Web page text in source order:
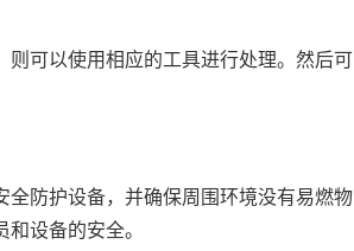
可以使用相应的工具进行处理。然后可
防护设备，并确保周围环境没有易燃物
设备的安全。